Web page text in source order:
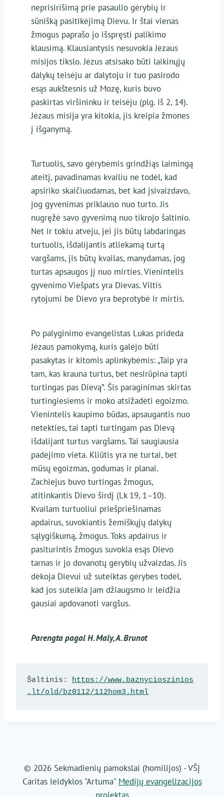
neprisirišimą prie pasaulio gėrybių ir
sūnišką pasitikėjimą Dievu. Ir štai vienas
žmogus paprašo jo išspręsti palikimo
klausimą. Klausiantysis nesuvokia Jėzaus
misijos tikslo. Jėzus atsisako būti laikinųjų
dalykų teisėju ar dalytoju ir tuo pasirodo
esąs aukštesnis už Mozę, kuris buvo
paskirtas viršininku ir teisėju (plg. Iš 2, 14).
Jėzaus misija yra kitokia, jis kreipia žmones
į išganymą.
Turtuolis, savo gėrybėmis grindžiąs laimingą
ateitį, pavadinamas kvailiu ne todėl, kad
apsiriko skaičiuodamas, bet kad įsivaizdavo,
jog gyvenimas priklauso nuo turto. Jis
nugręžė savo gyvenimą nuo tikrojo šaltinio.
Net ir tokiu atveju, jei jis būtų labdaringas
turtuolis, išdalijantis atliekamą turtą
vargšams, jis būtų kvailas, manydamas, jog
turtas apsaugos jį nuo mirties. Vienintelis
gyvenimo Viešpats yra Dievas. Viltis
rytojumi be Dievo yra beprotybė ir mirtis.
Po palyginimo evangelistas Lukas prideda
Jėzaus pamokymą, kuris galėjo būti
pasakytas ir kitomis aplinkybėmis: „Taip yra
tam, kas krauna turtus, bet nesirūpina tapti
turtingas pas Dievą”. Šis paraginimas skirtas
turtingiesiems ir moko atsižadėti egoizmo.
Vienintelis kaupimo būdas, apsaugantis nuo
netekties, tai tapti turtingam pas Dievą
išdalijant turtus vargšams. Tai saugiausia
padėjimo vieta. Kliūtis yra ne turtai, bet
mūsų egoizmas, godumas ir planai.
Zachiejus buvo turtingas žmogus,
atitinkantis Dievo širdį (Lk 19, 1–10).
Kvailam turtuoliui priešpriešinamas
apdairus, suvokiantis žemiškųjų dalykų
sąlygiškumą, žmogus. Toks apdairus ir
pasiturintis žmogus suvokia esąs Dievo
tarnas ir jo dovanotų gėrybių užvaizdas. Jis
dėkoja Dievui už suteiktas gėrybes todėl,
kad jos suteikia jam džiaugsmo ir leidžia
gausiai apdovanoti vargšus.
Parengta pagal H. Maly, A. Brunot
Šaltinis: https://www.baznycioszinios
.lt/old/bz0112/112hom3.html
© 2026 Sekmadienių pamokslai (homilijos) - VŠĮ
Caritas leidyklos "Artuma" Medijų evangelizacijos